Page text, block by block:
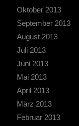
Oktober 2013
September 2013
August 2013
Juli 2013
Juni 2013
Mai 2013
April 2013
März 2013
Februar 2013